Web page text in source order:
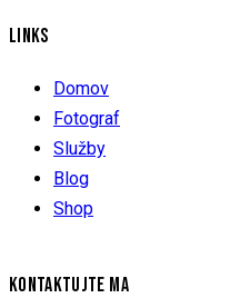
LINKS
Domov
Fotograf
Služby
Blog
Shop
KONTAKTUJTE MA